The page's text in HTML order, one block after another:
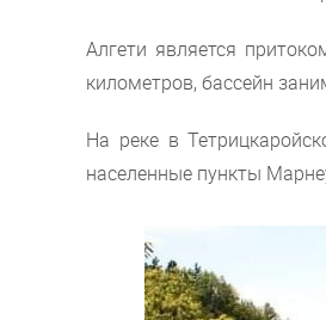
Алгети является
километров, бассейн
На реке в
населенные пункты